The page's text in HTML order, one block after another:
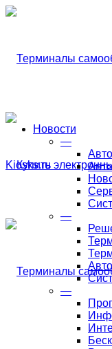
Новости
—
—
—